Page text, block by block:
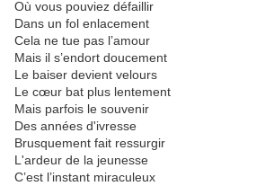
Où vous pouviez défaillir
Dans un fol enlacement
Cela ne tue pas l’amour
Mais il s’endort doucement
Le baiser devient velours
Le cœur bat plus lentement
Mais parfois le souvenir
Des années d'ivresse
Brusquement fait ressurgir
L'ardeur de la jeunesse
C’est l’instant miraculeux